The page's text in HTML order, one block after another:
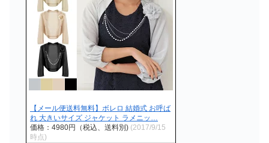
【メール便送料無料】ボレロ 結婚式 お呼ば
れ 大きいサイズ ジャケット ラメニッ…
価格：4980円（税込、送料別) (2017/9/15
時点)